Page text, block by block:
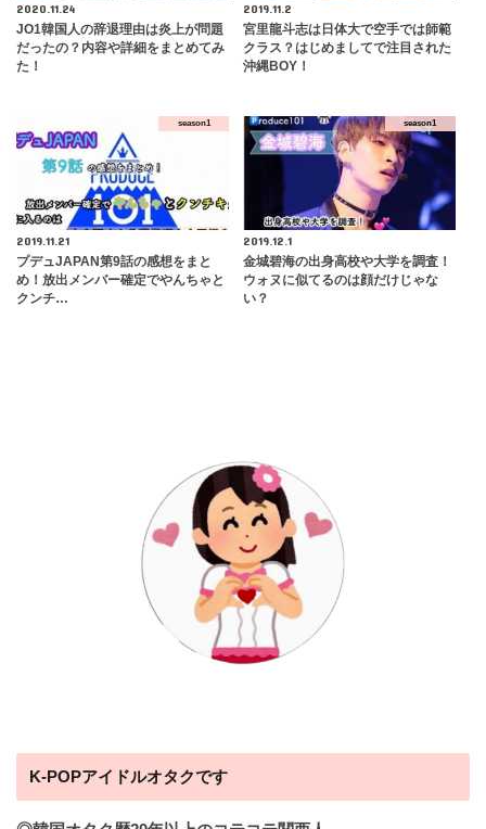
2020.11.24
JO1韓国人の辞退理由は炎上が問題
だったの？内容や詳細をまとめてみ
た！
2019.11.2
宮里龍斗志は日体大で空手では師範
クラス？はじめましてで注目された
沖縄BOY！
season1
2019.11.21
プデュJAPAN第9話の感想をまと
め！放出メンバー確定でやんちゃと
クンチ…
season1
2019.12.1
金城碧海の出身高校や大学を調査！
ウォヌに似てるのは顔だけじゃな
い？
K-POPアイドルオタクです